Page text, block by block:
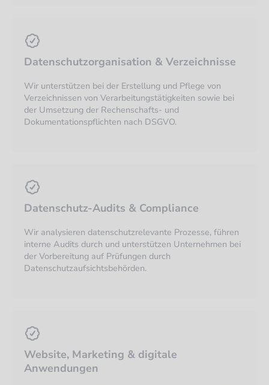
Datenschutzorganisation & Verzeichnisse
Wir unterstützen bei der Erstellung und Pflege von
Verzeichnissen von Verarbeitungstätigkeiten sowie bei
der Umsetzung der Rechenschafts- und
Dokumentationspflichten nach DSGVO.
Datenschutz-Audits & Compliance
Wir analysieren datenschutzrelevante Prozesse, führen
interne Audits durch und unterstützen Unternehmen bei
der Vorbereitung auf Prüfungen durch
Datenschutzaufsichtsbehörden.
Website, Marketing & digitale
Anwendungen